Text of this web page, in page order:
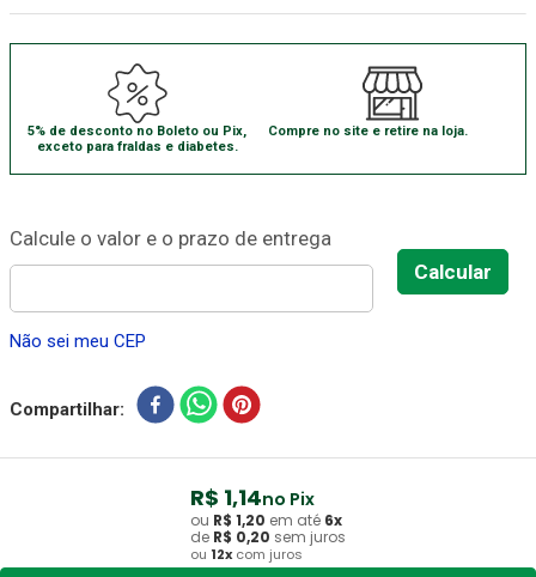
5% de desconto no Boleto ou Pix,
exceto para fraldas e diabetes.
Compre no site e retire na loja.
Não sei meu CEP
Compartilhar
R$ 1,14no Pix
ou R$ 1,20 em até 6x
de R$ 0,20 sem juros
ou 12x com juros